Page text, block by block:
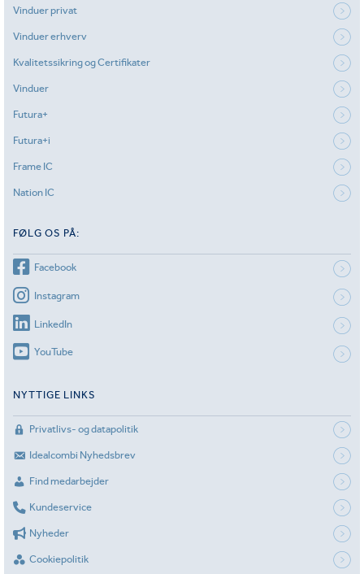
Vinduer privat
Vinduer erhverv
Kvalitetssikring og Certifikater
Vinduer
Futura+
Futura+i
Frame IC
Nation IC
FØLG OS PÅ:
Facebook
Instagram
LinkedIn
YouTube
NYTTIGE LINKS
Privatlivs- og datapolitik
Idealcombi Nyhedsbrev
Find medarbejder
Kundeservice
Nyheder
Cookiepolitik